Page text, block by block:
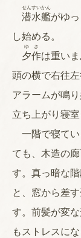
潜水艦
せんすいかん
がゆ
し始める。
夕作
ゆさ
は重い
頭の横で右往
アラームが鳴
立ち上がり寝室
一階で寝てい
ても、木造の
す。真っ暗な
と、窓から差
す。前髪が変
もストレスに